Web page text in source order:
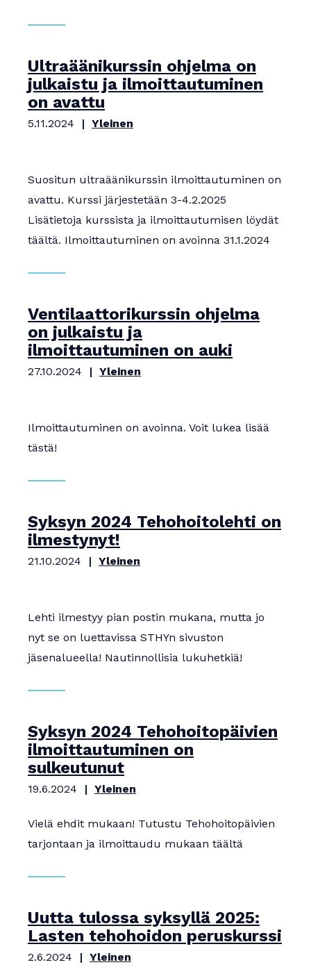
Ultraäänikurssin ohjelma on
julkaistu ja ilmoittautuminen
on avattu
5.11.2024 Yleinen
Suositun ultraäänikurssin ilmoittautuminen on
avattu. Kurssi järjestetään 3-4.2.2025
Lisätietoja kurssista ja ilmoittautumisen löydät
täältä. Ilmoittautuminen on avoinna 31.1.2024
Ventilaattorikurssin ohjelma
on julkaistu ja
ilmoittautuminen on auki
27.10.2024 Yleinen
Ilmoittautuminen on avoinna. Voit lukea lisää
tästä!
Syksyn 2024 Tehohoitolehti on
ilmestynyt!
21.10.2024 Yleinen
Lehti ilmestyy pian postin mukana, mutta jo
nyt se on luettavissa STHYn sivuston
jäsenalueella! Nautinnollisia lukuhetkiä!
Syksyn 2024 Tehohoitopäivien
ilmoittautuminen on
sulkeutunut
19.6.2024 Yleinen
Vielä ehdit mukaan! Tutustu Tehohoitopäivien
tarjontaan ja ilmoittaudu mukaan täältä
Uutta tulossa syksyllä 2025:
Lasten tehohoidon peruskurssi
2.6.2024 Yleinen